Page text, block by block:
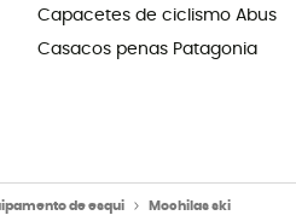
Capacetes de ciclismo Abus
Casacos penas Patagonia
de esqui Mochilas ski